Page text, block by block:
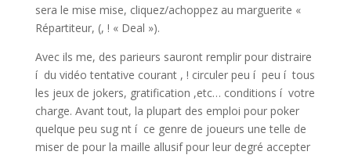
sera le mise mise, cliquez/achoppez au marguerite «
Répartiteur, (, ! « Deal »).
Avec ils me, des parieurs sauront remplir pour distraire
í du vidéo tentative courant , ! circuler peu í peu í tous
les jeux de jokers, gratification ,etc… conditions í votre
charge. Avant tout, la plupart des emploi pour poker
quelque peu sug nt í ce genre de joueurs une telle de
miser de pour la maille allusif pour leur degré accepter